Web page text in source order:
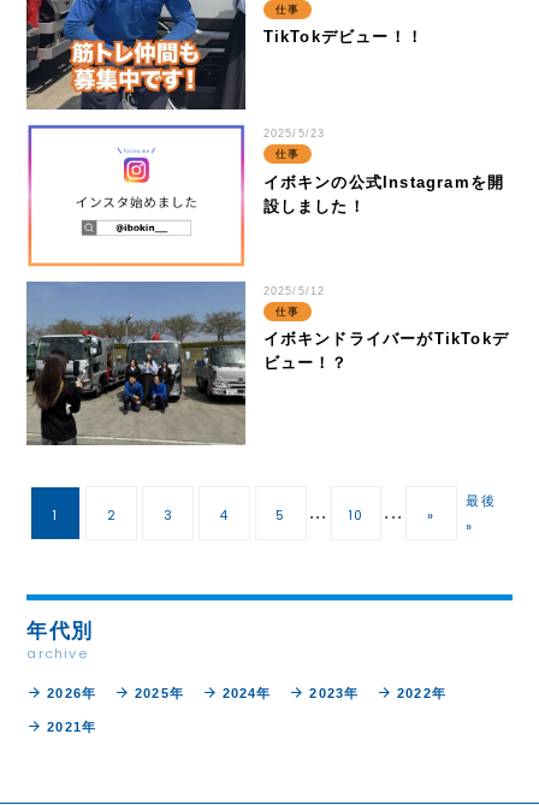
資源の一生に、夢と責任。
事業所map
仕事
TikTokデビュー！！
仕事
2025/5/23
イボキンの公式Instagramを開
設しました！
仕事
2025/5/12
イボキンドライバーがTikTokデ
ビュー！？
1 2 3 4 5 ... 10 ... »
最後
»
年代別
archive
arrow_forward 2026年 arrow_forward 2025年 arrow_forward 2024年 arrow_forward 2023年 arrow_forward 2022年
arrow_forward 2021年